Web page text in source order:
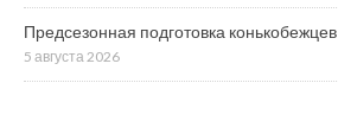
Предсезонная подготовка конькобежцев
5 августа 2026